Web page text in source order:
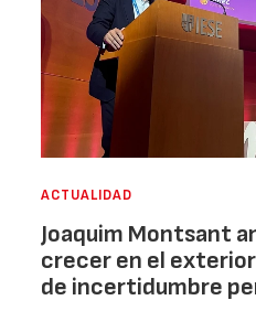
ACTUALIDAD
Joaquim Montsant
crecer en el
de incertidumbre